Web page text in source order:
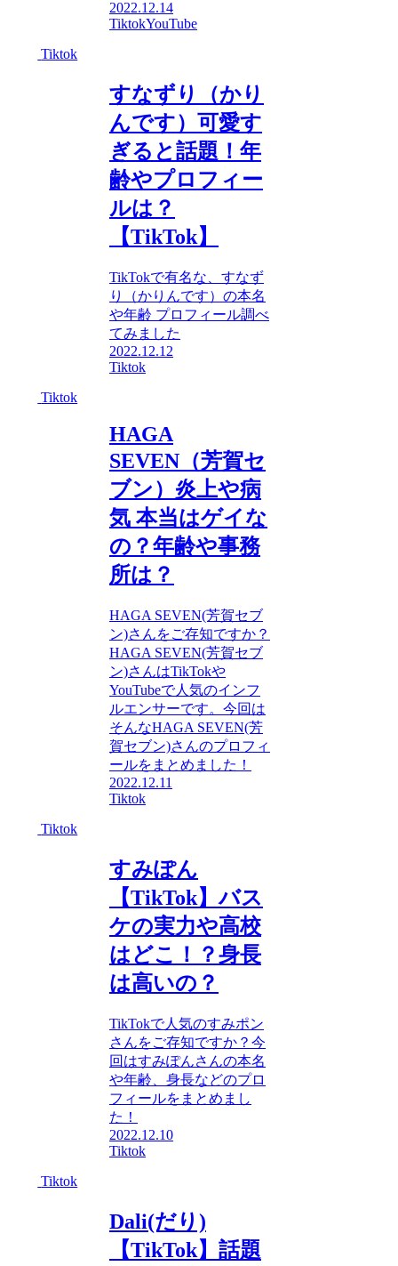
2022.12.14
TiktokYouTube
Tiktok
すなずり（かり
んです）可愛す
ぎると話題！年
齢やプロフィー
ルは？
【TikTok】
TikTokで有名な、すなず
り（かりんです）の本名
や年齢 プロフィール調べ
てみました
2022.12.12
Tiktok
Tiktok
HAGA
SEVEN（芳賀セ
ブン）炎上や病
気 本当はゲイな
の？年齢や事務
所は？
HAGA SEVEN(芳賀セブ
ン)さんをご存知ですか？
HAGA SEVEN(芳賀セブ
ン)さんはTikTokや
YouTubeで人気のインフ
ルエンサーです。今回は
そんなHAGA SEVEN(芳
賀セブン)さんのプロフィ
ールをまとめました！
2022.12.11
Tiktok
Tiktok
すみぽん
【TikTok】バス
ケの実力や高校
はどこ！？身長
は高いの？
TikTokで人気のすみポン
さんをご存知ですか？今
回はすみぽんさんの本名
や年齢、身長などのプロ
フィールをまとめまし
た！
2022.12.10
Tiktok
Tiktok
Dali(だり)
【TikTok】話題